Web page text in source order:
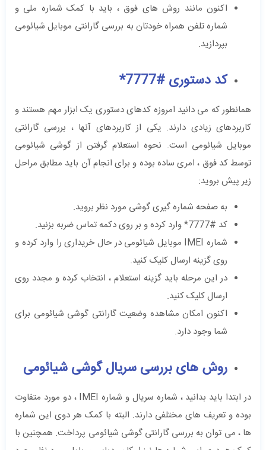
اکنون مانند روش های فوق ، باید با کمک شماره ملی و
شماره تلفن همراه خودتان به بررسی گارانتی موبایل شیائومی
بپردازید.
کد دستوری #7777*
همانطور که می دانید امروزه کدهای دستوری یک ابزار مهم هستند و
کاربردهای زیادی دارند. یکی از کاربردهای آنها ، بررسی گارانتی
موبایل شیائومی است. نحوه استعلام گرفتن از گوشی شیائومی
توسط کد فوق ، امری ساده بوده و برای انجام آن باید مطابق مراحل
زیر پیش بروید:
به صفحه شماره گیری گوشی مورد نظر بروید.
کد #7777* وارد کرده و بر روی دکمه تماس ضربه بزنید.
شماره IMEI موبایل شیائومی در حال خریداری را وارد کرده و
روی گزینه ارسال کلیک کنید.
در این مرحله باید گزینه استعلام ، انتخاب کرده و مجدد روی
ارسال کلیک کنید.
اکنون امکان مشاهده وضعیت گارانتی گوشی شیائومی برای
شما وجود دارد.
روش های بررسی سریال گوشی شیائومی
در ابتدا باید بدانید ، شماره سریال و شماره IMEI ، دو مورد متفاوت
بوده و تعریف های مختلفی دارند. البته با کمک هر دوی این شماره
ها ، می توان به بررسی گارانتی گوشی شیائومی پرداخت. همچنین با